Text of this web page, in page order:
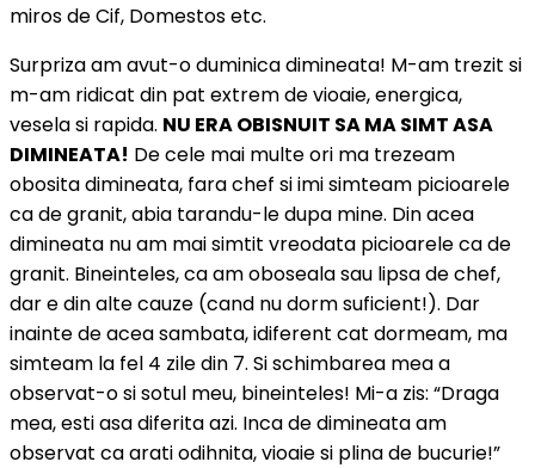
miros de Cif, Domestos etc.
Surpriza am avut-o duminica dimineata! M-am trezit si
m-am ridicat din pat extrem de vioaie, energica,
vesela si rapida. NU ERA OBISNUIT SA MA SIMT ASA
DIMINEATA! De cele mai multe ori ma trezeam
obosita dimineata, fara chef si imi simteam picioarele
ca de granit, abia tarandu-le dupa mine. Din acea
dimineata nu am mai simtit vreodata picioarele ca de
granit. Bineinteles, ca am oboseala sau lipsa de chef,
dar e din alte cauze (cand nu dorm suficient!). Dar
inainte de acea sambata, idiferent cat dormeam, ma
simteam la fel 4 zile din 7. Si schimbarea mea a
observat-o si sotul meu, bineinteles! Mi-a zis: “Draga
mea, esti asa diferita azi. Inca de dimineata am
observat ca arati odihnita, vioaie si plina de bucurie!”